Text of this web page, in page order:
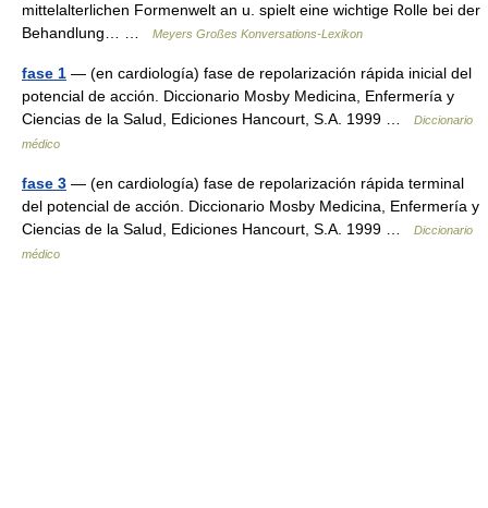
mittelalterlichen Formenwelt an u. spielt eine wichtige Rolle bei der
Behandlung… …
Meyers Großes Konversations-Lexikon
fase 1 — (en cardiología) fase de repolarización rápida inicial del
potencial de acción. Diccionario Mosby Medicina, Enfermería y
Ciencias de la Salud, Ediciones Hancourt, S.A. 1999 …
Diccionario
médico
fase 3 — (en cardiología) fase de repolarización rápida terminal
del potencial de acción. Diccionario Mosby Medicina, Enfermería y
Ciencias de la Salud, Ediciones Hancourt, S.A. 1999 …
Diccionario
médico